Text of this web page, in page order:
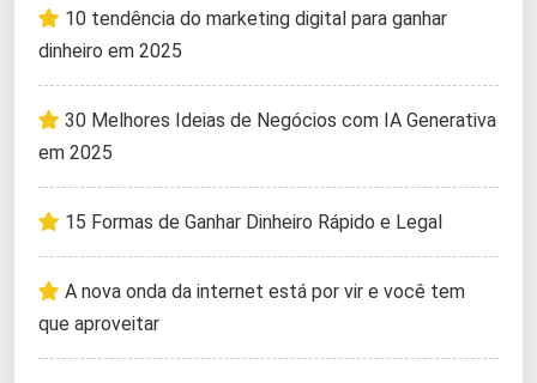
10 tendência do marketing digital para ganhar
dinheiro em 2025
30 Melhores Ideias de Negócios com IA Generativa
em 2025
15 Formas de Ganhar Dinheiro Rápido e Legal
A nova onda da internet está por vir e você tem
que aproveitar